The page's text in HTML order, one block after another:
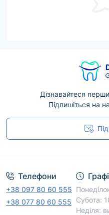
Дізнавайтеся
Підпишіться на
Телефони
+38 097 80 60 555
+38 077 80 60 555
Субота:
Неділя: